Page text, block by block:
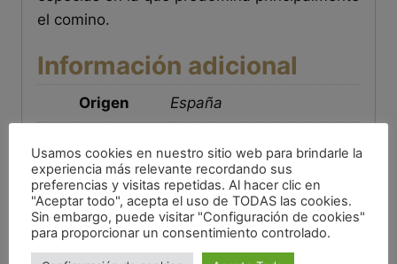
el comino.
Información adicional
Origen España
Alérgenos
cereales que contengan
gluten, trazas de frutos
secos, trazas de apio,
trazas de mostaza y
productos derivados.
Usamos cookies en nuestro sitio web para brindarle la
experiencia más relevante recordando sus
preferencias y visitas repetidas. Al hacer clic en
"Aceptar todo", acepta el uso de TODAS las cookies.
Sin embargo, puede visitar "Configuración de cookies"
para proporcionar un consentimiento controlado.